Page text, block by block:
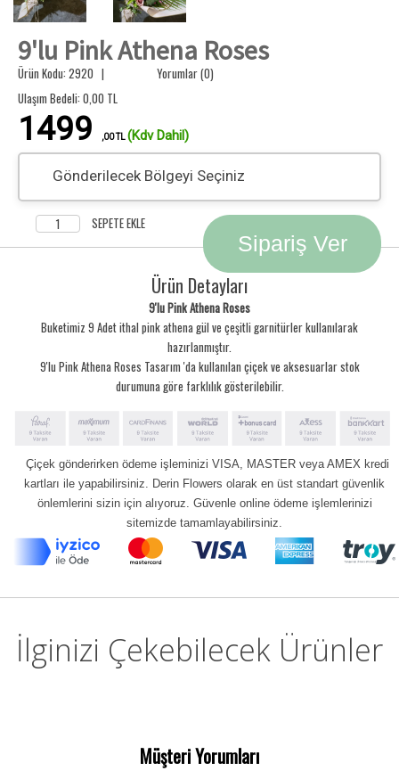
9'lu Pink Athena Roses
Ürün Kodu: 2920 |
Yorumlar (0)
Ulaşım Bedeli: 0,00 TL
1499 ,00 TL(Kdv Dahil)
Gönderilecek Bölgeyi Seçiniz
Sipariş Ver
SEPETE EKLE
Ürün Detayları
9'lu Pink Athena Roses
Buketimiz 9 Adet ithal pink athena gül ve çeşitli garnitürler kullanılarak
hazırlanmıştır.
9'lu Pink Athena Roses Tasarım 'da kullanılan çiçek ve aksesuarlar stok
durumuna göre farklılık gösterilebilir.
Çiçek gönderirken ödeme işleminizi VISA, MASTER veya AMEX kredi
kartları ile yapabilirsiniz. Derin Flowers olarak en üst standart güvenlik
önlemlerini sizin için alıyoruz. Güvenle online ödeme işlemlerinizi
sitemizde tamamlayabilirsiniz.
İlginizi Çekebilecek Ürünler
Müşteri Yorumları